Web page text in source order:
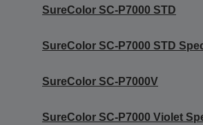
SureColor SC-P7000 STD
SureColor SC-P7000 STD
SureColor SC-P7000V
SureColor SC-P7000 Violet